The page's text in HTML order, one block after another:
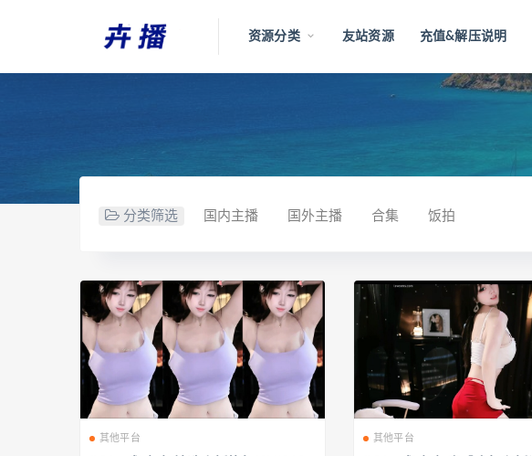
资源分类 友站资源 充值&解压说明
分类筛选 国内主播 国外主播 合集 饭拍
其他平台 其他平台